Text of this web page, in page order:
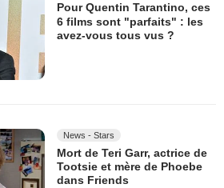
Pour Quentin Tarantino, ces
6 films sont "parfaits" : les
avez-vous tous vus ?
News - Stars
Mort de Teri Garr, actrice de
Tootsie et mère de Phoebe
dans Friends